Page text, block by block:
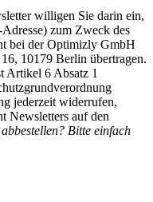
willigen Sie darin ein,
zum Zweck des
bei der Optimizly GmbH
10179 Berlin übertragen.
Artikel 6 Absatz 1
jederzeit widerrufen,
Newsletters auf den
Bitte einfach